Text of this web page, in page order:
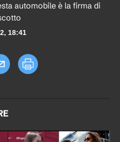
automobile è la firma di
18:41